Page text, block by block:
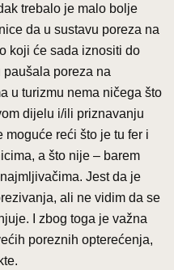
trebalo je malo bolje
da u sustavu poreza na
koji će sada iznositi do
poreza na
u turizmu nema ničega što
dijelu i/ili priznavanju
reći što je tu fer i
a što nije – barem
Jest da je
ali ne vidim da se
I zbog toga je važna
poreznih opterećenja,